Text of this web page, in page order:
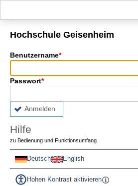
Hauptnavigation
Fußzeile
Hochschule Geisenheim
Benutzername
Passwort
Anmelden
Hilfe
zu Bedienung und Funktionsumfang
Deutsch English
Hohen Kontrast aktivieren